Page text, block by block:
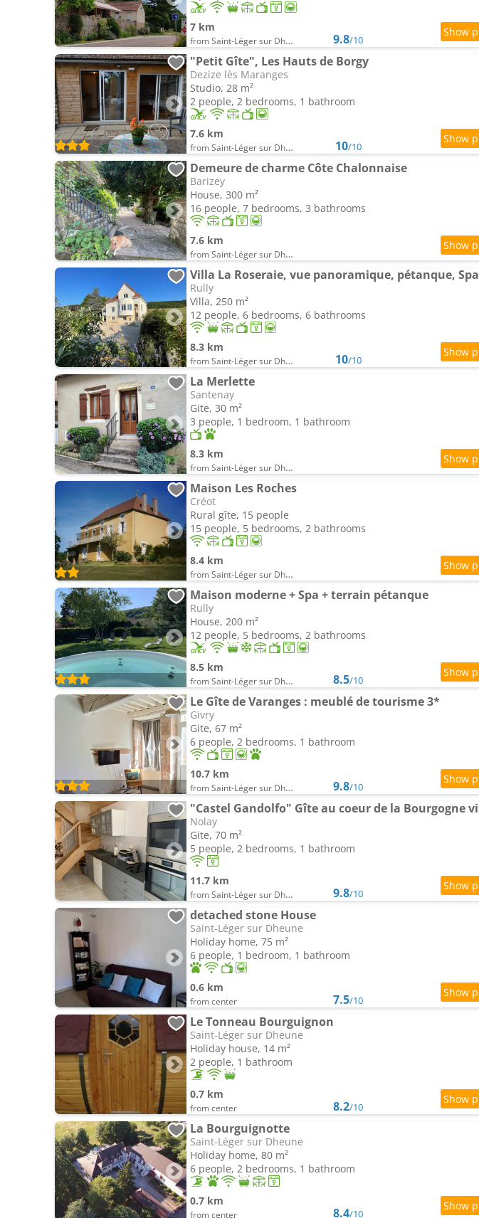
7 km
from Saint-Léger sur Dheune 9.8/10
"Petit Gîte", Les Hauts de Borgy
Dezize lès Maranges
Studio, 28 m²
2 people, 2 bedrooms, 1 bathroom
7.6 km
from Saint-Léger sur Dheune 10/10
Demeure de charme Côte Chalonnaise
Barizey
House, 300 m²
16 people, 7 bedrooms, 3 bathrooms
7.6 km
from Saint-Léger sur Dheune
Villa La Roseraie, vue panoramique, pétanque, Spa
Rully
Villa, 250 m²
12 people, 6 bedrooms, 6 bathrooms
8.3 km
from Saint-Léger sur Dheune 10/10
La Merlette
Santenay
Gite, 30 m²
3 people, 1 bedroom, 1 bathroom
8.3 km
from Saint-Léger sur Dheune
Maison Les Roches
Créot
Rural gîte, 15 people
15 people, 5 bedrooms, 2 bathrooms
8.4 km
from Saint-Léger sur Dheune
Maison moderne + Spa + terrain pétanque
Rully
House, 200 m²
12 people, 5 bedrooms, 2 bathrooms
8.5 km
from Saint-Léger sur Dheune 8.5/10
Le Gîte de Varanges : meublé de tourisme 3*
Givry
Gite, 67 m²
6 people, 2 bedrooms, 1 bathroom
10.7 km
from Saint-Léger sur Dheune 9.8/10
Nolay
Gite, 70 m²
5 people, 2 bedrooms, 1 bathroom
11.7 km
from Saint-Léger sur Dheune 9.8/10
detached stone House
Saint-Léger sur Dheune
Holiday home, 75 m²
6 people, 1 bedroom, 1 bathroom
0.6 km
from center 7.5/10
Le Tonneau Bourguignon
Saint-Léger sur Dheune
Holiday house, 14 m²
2 people, 1 bathroom
0.7 km
from center 8.2/10
La Bourguignotte
Saint-Léger sur Dheune
Holiday home, 80 m²
6 people, 2 bedrooms, 1 bathroom
0.7 km
from center 8.4/10